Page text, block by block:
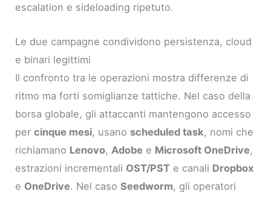
escalation e sideloading ripetuto.
Le due campagne condividono persistenza, cloud
e binari legittimi
Il confronto tra le operazioni mostra differenze di
ritmo ma forti somiglianze tattiche. Nel caso della
borsa globale, gli attaccanti mantengono accesso
percinque mesi, usano scheduled task, nomi che
richiamano Lenovo, Adobe e Microsoft OneDrive,
estrazioni incrementali OST/PST e canali Dropbox
e OneDrive. Nel casoSeedworm, gli operatori